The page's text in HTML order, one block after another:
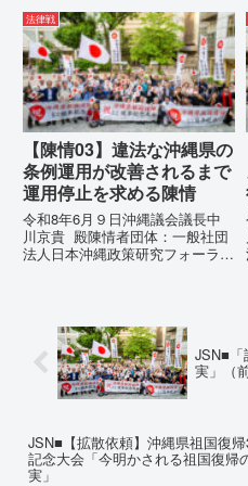
市電 話：080- 「公表により初
めて明らかにされる仕組み」とい
う根拠のない違法運用の指摘と条
例運用の停止を求める陳情...
法律戦
【陳情03】違法な沖縄県の
条例運用が改善されるまで
運用停止を求める陳情
令和8年6月９日沖縄議会議長中
川京貴 殿陳情者団体：一般社団
法人日本沖縄政策研究フォーラム
るまで運用停止を求める陳情陳情
の趣旨沖縄県は、「沖縄県...
JSN■「
実」（
JSN■【拡散依頼】沖縄県祖国復
記念大会「今明かされる祖国復帰
実」